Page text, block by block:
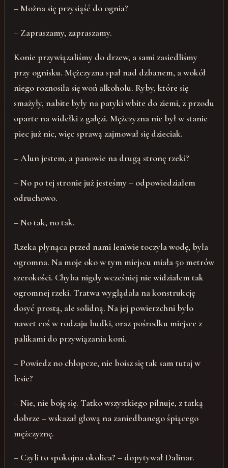
– Można się przysiąść do ognia?
– Zapraszamy, zapraszamy.
Konie przywiązaliśmy do drzew, a sami zasiedliśmy
przy ognisku. Mężczyzna spał nad dzbanem, a wokół
niego roznosiła się woń alkoholu. Ryby, które się
smażyły, nabite były na patyki wbite do ziemi, z przodu
oparte na widełki z gałęzi. Mężczyzna nie był w stanie
piec już nic, więc sprawą zajmował się dzieciak.
– Alun jestem, a panowie na drugą stronę rzeki?
– No po tej stronie już jesteśmy – odpowiedziałem
odruchowo.
– No tak, no tak.
Rzeka płynąca przed nami leniwie toczyła wodę, była
ogromna. Na moje oko w tym miejscu miała 50 metrów
szerokości. Chyba nigdy wcześniej nie widziałem tak
ogromnej rzeki. Tratwa wyglądała na konstrukcję
dosyć prostą, ale solidną. Na jej powierzchni było
nawet coś w rodzaju budki, oraz pośrodku miejsce z
palikami do przywiązania koni.
– Powiedz no chłopcze, nie boisz się tak sam tutaj w
lesie?
– Nie, nie boję się. Tatko wszystkiego pilnuje, z tatką
dobrze – wskazał głową na zaniedbanego śpiącego
mężczyznę.
– Czyli to spokojna okolica? – dopytywał Dalinar.